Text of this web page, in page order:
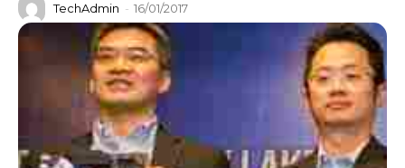
TechAdmin - 16/01/2017